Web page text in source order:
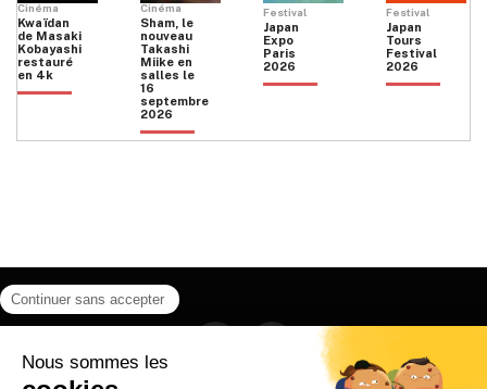
Cinéma
Kwaïdan
de Masaki
Kobayashi
restauré
en 4k
Cinéma
Sham, le
nouveau
Takashi
Miike en
salles le
16
septembre
2026
Festival
Japan
Expo
Paris
2026
Festival
Japan
Tours
Festival
2026
Instagram